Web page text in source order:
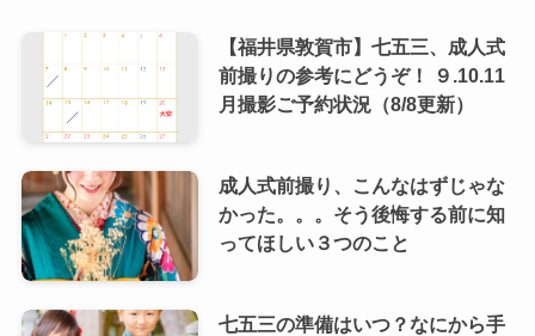
【福井県敦賀市】七五三、成人式
前撮りの参考にどうぞ！ ９.10.11
月撮影ご予約状況（8/8更新）
成人式前撮り、こんなはずじゃな
かった。。。そう後悔する前に知
ってほしい３つのこと
七五三の準備はいつ？なにから手